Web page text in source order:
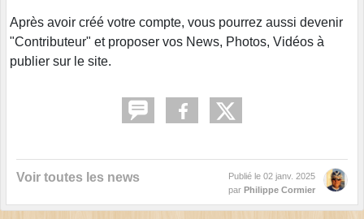
Après avoir créé votre compte, vous pourrez aussi devenir
"Contributeur" et proposer vos News, Photos, Vidéos à
publier sur le site.
Voir toutes les news Publié le 02 janv. 2025
par Philippe Cormier